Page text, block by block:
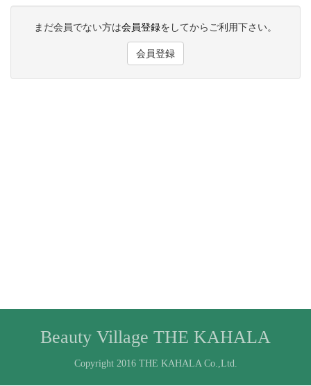
まだ会員でない方は会員登録をしてからご利用下さい。
会員登録
Beauty Village THE KAHALA
Copyright 2016 THE KAHALA Co.,Ltd.